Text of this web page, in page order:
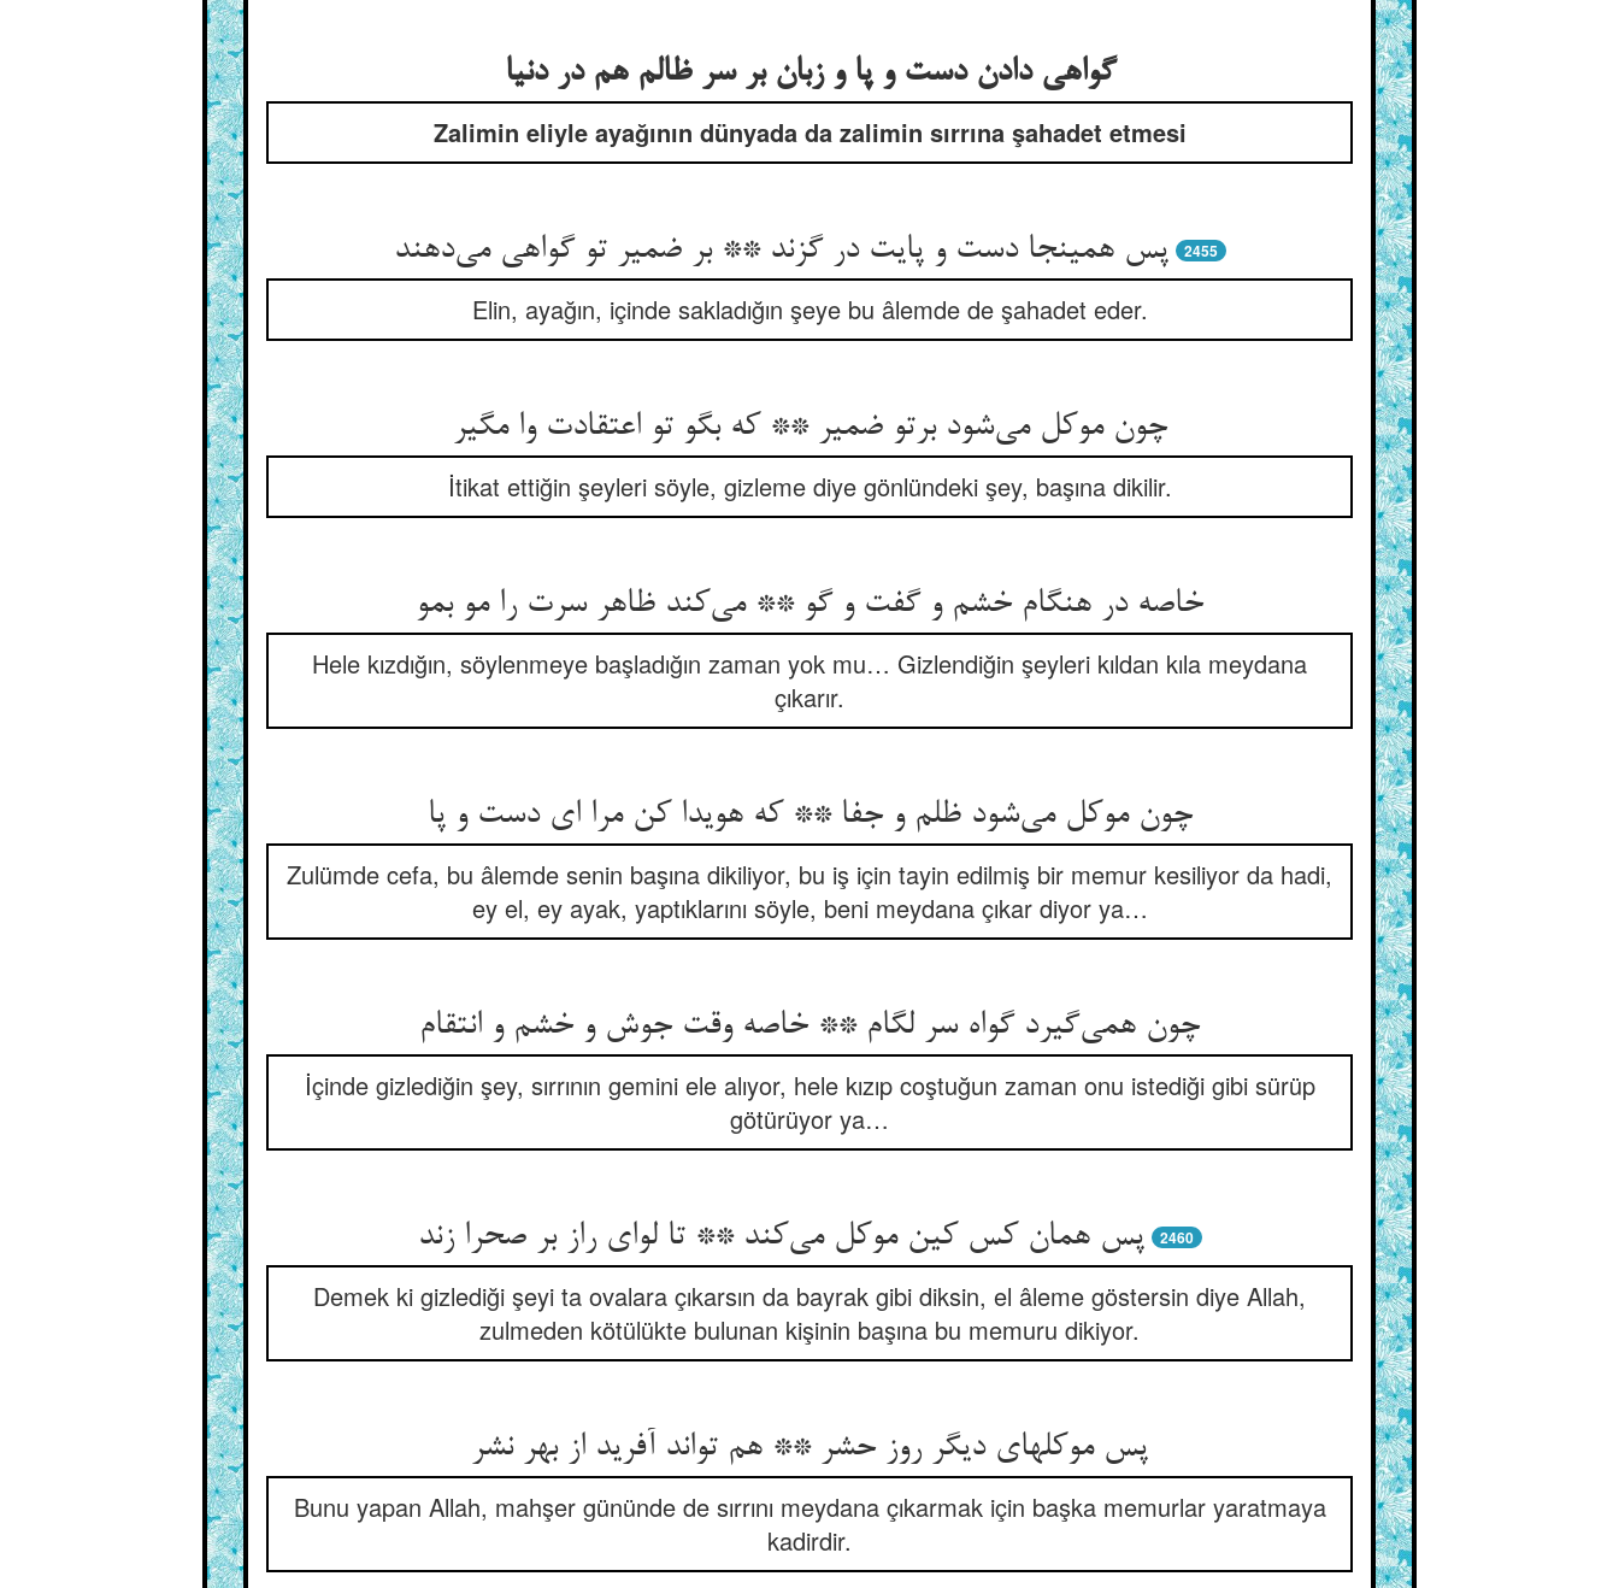
گواهی دادن دست و پا و زبان بر سر ظالم هم در دنیا
Zalimin eliyle ayağının dünyada da zalimin sırrına şahadet etmesi
پس همینجا دست و پایت در گزند ** بر ضمیر تو گواهی می‌دهند 2455
Elin, ayağın, içinde sakladığın şeye bu âlemde de şahadet eder.
چون موکل می‌شود برتو ضمیر ** که بگو تو اعتقادت وا مگیر
İtikat ettiğin şeyleri söyle, gizleme diye gönlündeki şey, başına dikilir.
خاصه در هنگام خشم و گفت و گو ** می‌کند ظاهر سرت را مو بمو
Hele kızdığın, söylenmeye başladığın zaman yok mu… Gizlendiğin şeyleri kıldan kıla meydana
çıkarır.
چون موکل می‌شود ظلم و جفا ** که هویدا کن مرا ای دست و پا
Zulümde cefa, bu âlemde senin başına dikiliyor, bu iş için tayin edilmiş bir memur kesiliyor da hadi,
ey el, ey ayak, yaptıklarını söyle, beni meydana çıkar diyor ya…
چون همی‌گیرد گواه سر لگام ** خاصه وقت جوش و خشم و انتقام
İçinde gizlediğin şey, sırrının gemini ele alıyor, hele kızıp coştuğun zaman onu istediği gibi sürüp
götürüyor ya…
پس همان کس کین موکل می‌کند ** تا لوای راز بر صحرا زند 2460
Demek ki gizlediği şeyi ta ovalara çıkarsın da bayrak gibi diksin, el âleme göstersin diye Allah,
zulmeden kötülükte bulunan kişinin başına bu memuru dikiyor.
پس موکلهای دیگر روز حشر ** هم تواند آفرید از بهر نشر
Bunu yapan Allah, mahşer gününde de sırrını meydana çıkarmak için başka memurlar yaratmaya
kadirdir.